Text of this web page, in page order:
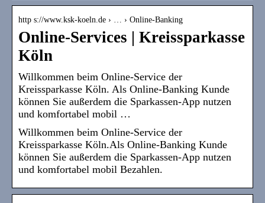
http s://www.ksk-koeln.de › … › Online-Banking
Online-Services | Kreissparkasse
Köln
Willkommen beim Online-Service der
Kreissparkasse Köln. Als Online-Banking Kunde
können Sie außerdem die Sparkassen-App nutzen
und komfortabel mobil …
Willkommen beim Online-Service der
Kreissparkasse Köln.Als Online-Banking Kunde
können Sie außerdem die Sparkassen-App nutzen
und komfortabel mobil Bezahlen.